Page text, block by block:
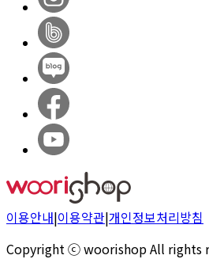
이용안내|이용약관|개인정보처리방침
Copyright ⓒ woorishop All rights